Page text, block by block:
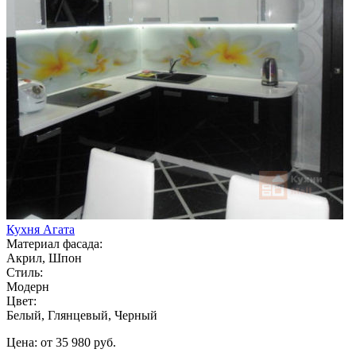
Кухня Агата
Материал фасада:
Акрил, Шпон
Стиль:
Модерн
Цвет:
Белый, Глянцевый, Черный
Цена: от 35 980 руб.